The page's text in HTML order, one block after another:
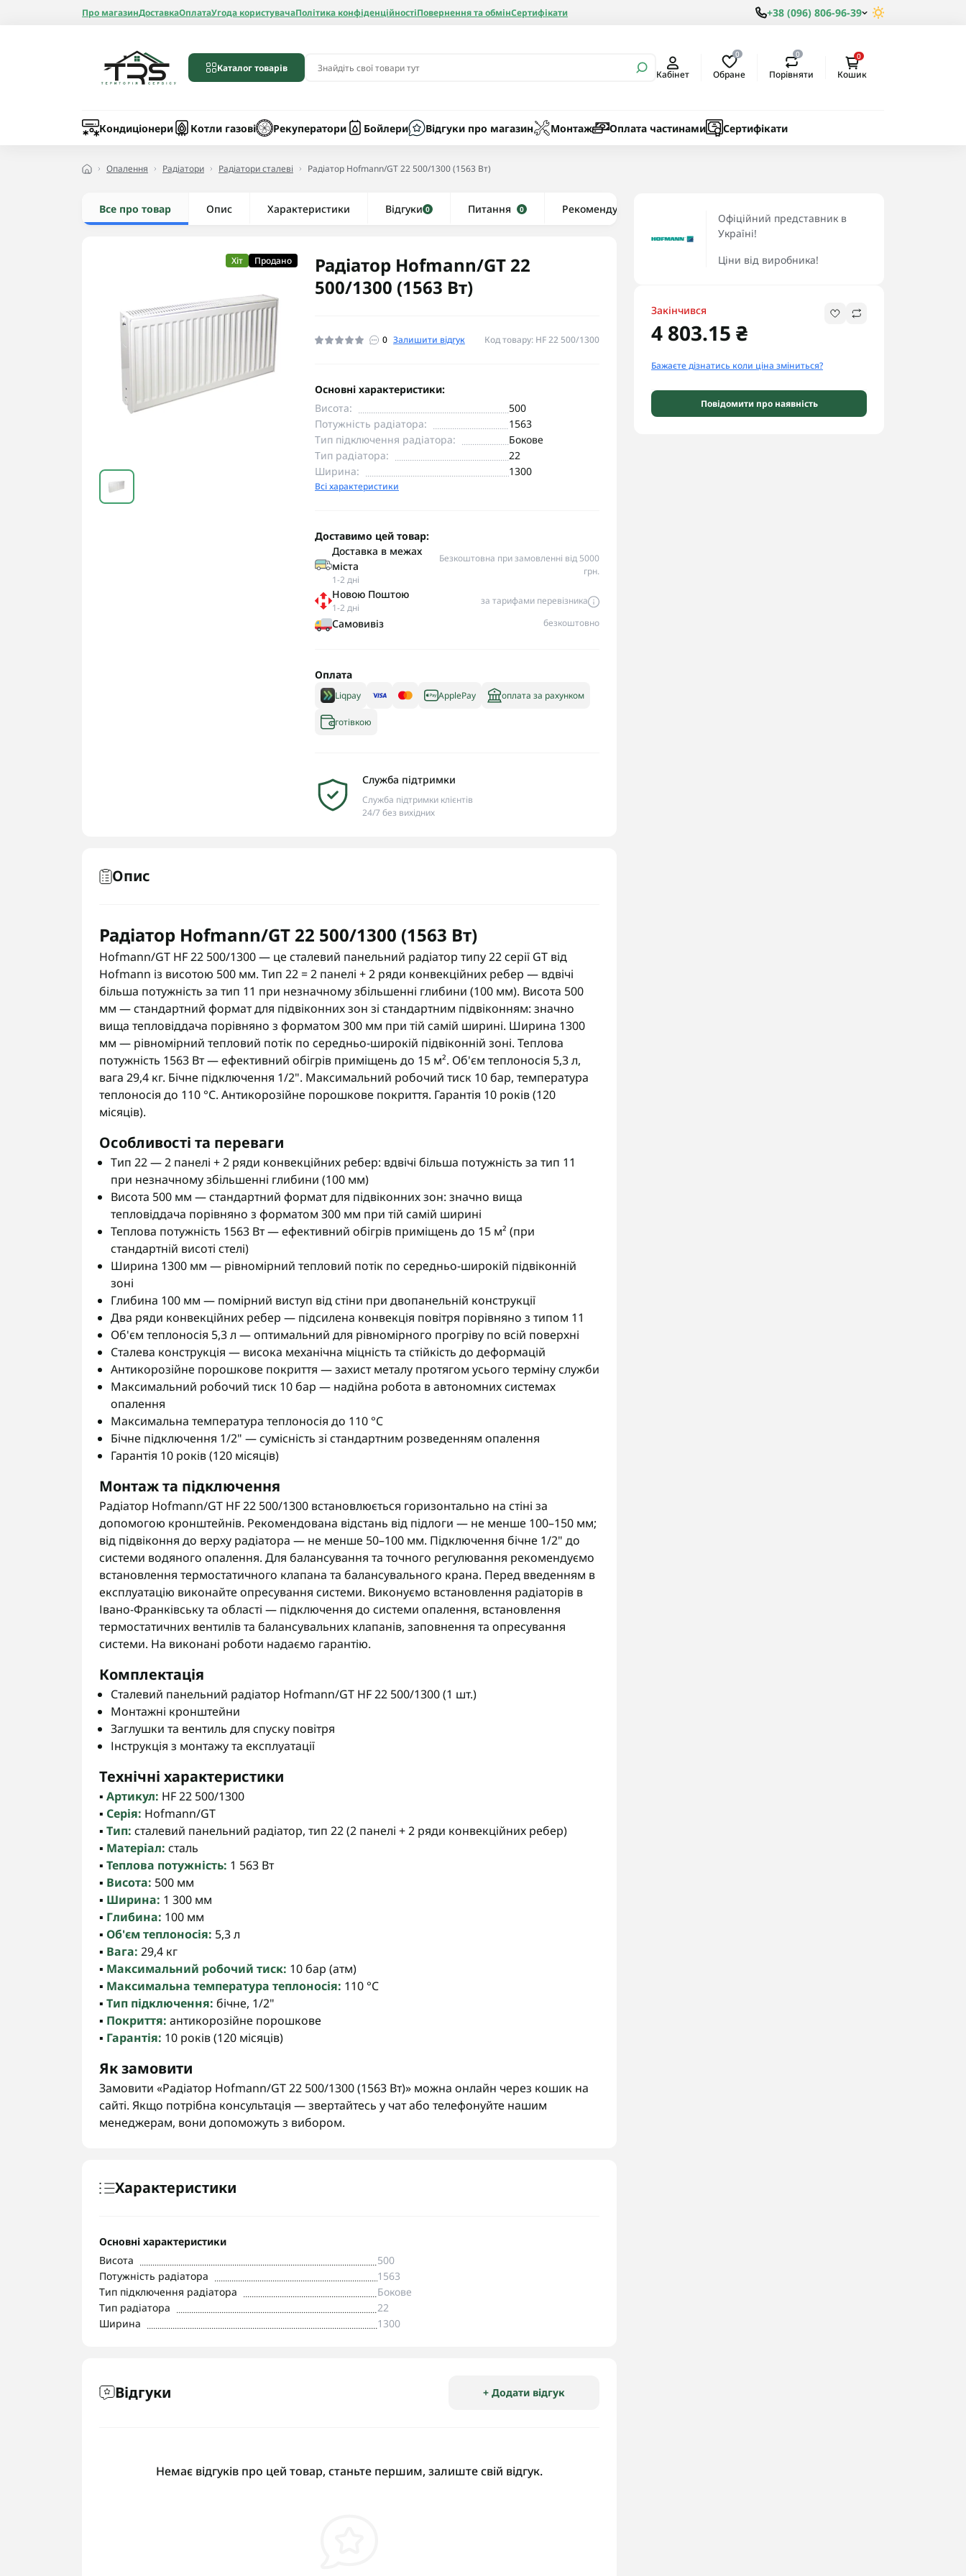
Про магазинДоставкаОплатаУгода користувачаПолітика конфіденційностіПовернення та обмінСертифікати +38 (096) 806-96-39
Каталог товарів
Кабінет
0
Обране
0
Порівняти
0
Кошик
Кондиціонери Котли газові Рекуператори Бойлери Відгуки про магазин Монтаж Оплата частинами Сертифікати
Радіатори алюмінієві
Рушникосушки водяні
Колби
Опалення Радіатори Радіатори сталеві Радіатор Hofmann/GT 22 500/1300 (1563 Вт)
Все про товар Опис Характеристики Відгуки 0 Питання 0 Рекомендуємо
Хіт Продано
Радіатор Hofmann/GT 22
500/1300 (1563 Вт)
0 Залишити відгук Код товару: HF 22 500/1300
Офіційний представник в
Україні!
Ціни від виробника!
Закінчився
4 803.15 ₴
Бажаєте дізнатись коли ціна зміниться?
Повідомити про наявність
Основні характеристики:
Висота:
500
Потужність радіатора:
1563
Тип підключення радіатора:
Бокове
Тип радіатора:
22
Ширина:
1300
Всі характеристики
Доставимо цей товар:
Доставка в межах
міста
1-2 дні
Безкоштовна при замовленні від 5000
грн.
Новою Поштою
1-2 дні
за тарифами перевізника
Самовивіз безкоштовно
Оплата
Liqpay ApplePay оплата за рахунком
готівкою
Служба підтримки
Служба підтримки клієнтів
24/7 без вихідних
Опис
Радіатор Hofmann/GT 22 500/1300 (1563 Вт)
Hofmann/GT HF 22 500/1300 — це сталевий панельний радіатор типу 22 серії GT від
Hofmann із висотою 500 мм. Тип 22 = 2 панелі + 2 ряди конвекційних ребер — вдвічі
більша потужність за тип 11 при незначному збільшенні глибини (100 мм). Висота 500
мм — стандартний формат для підвіконних зон зі стандартним підвіконням: значно
вища тепловіддача порівняно з форматом 300 мм при тій самій ширині. Ширина 1300
мм — рівномірний тепловий потік по середньо-широкій підвіконній зоні. Теплова
потужність 1563 Вт — ефективний обігрів приміщень до 15 м². Об'єм теплоносія 5,3 л,
вага 29,4 кг. Бічне підключення 1/2". Максимальний робочий тиск 10 бар, температура
теплоносія до 110 °C. Антикорозійне порошкове покриття. Гарантія 10 років (120
місяців).
Особливості та переваги
Тип 22 — 2 панелі + 2 ряди конвекційних ребер: вдвічі більша потужність за тип 11
при незначному збільшенні глибини (100 мм)
Висота 500 мм — стандартний формат для підвіконних зон: значно вища
тепловіддача порівняно з форматом 300 мм при тій самій ширині
Теплова потужність 1563 Вт — ефективний обігрів приміщень до 15 м² (при
стандартній висоті стелі)
Ширина 1300 мм — рівномірний тепловий потік по середньо-широкій підвіконній
зоні
Глибина 100 мм — помірний виступ від стіни при двопанельній конструкції
Два ряди конвекційних ребер — підсилена конвекція повітря порівняно з типом 11
Об'єм теплоносія 5,3 л — оптимальний для рівномірного прогріву по всій поверхні
Сталева конструкція — висока механічна міцність та стійкість до деформацій
Антикорозійне порошкове покриття — захист металу протягом усього терміну служби
Максимальний робочий тиск 10 бар — надійна робота в автономних системах
опалення
Максимальна температура теплоносія до 110 °C
Бічне підключення 1/2" — сумісність зі стандартним розведенням опалення
Гарантія 10 років (120 місяців)
Монтаж та підключення
Радіатор Hofmann/GT HF 22 500/1300 встановлюється горизонтально на стіні за
допомогою кронштейнів. Рекомендована відстань від підлоги — не менше 100–150 мм;
від підвіконня до верху радіатора — не менше 50–100 мм. Підключення бічне 1/2" до
системи водяного опалення. Для балансування та точного регулювання рекомендуємо
встановлення термостатичного клапана та балансувального крана. Перед введенням в
експлуатацію виконайте опресування системи. Виконуємо встановлення радіаторів в
Івано-Франківську та області — підключення до системи опалення, встановлення
термостатичних вентилів та балансувальних клапанів, заповнення та опресування
системи. На виконані роботи надаємо гарантію.
Комплектація
Сталевий панельний радіатор Hofmann/GT HF 22 500/1300 (1 шт.)
Монтажні кронштейни
Заглушки та вентиль для спуску повітря
Інструкція з монтажу та експлуатації
Технічні характеристики
▪️ Артикул: HF 22 500/1300
▪️ Серія: Hofmann/GT
▪️ Тип: сталевий панельний радіатор, тип 22 (2 панелі + 2 ряди конвекційних ребер)
▪️ Матеріал: сталь
▪️ Теплова потужність: 1 563 Вт
▪️ Висота: 500 мм
▪️ Ширина: 1 300 мм
▪️ Глибина: 100 мм
▪️ Об'єм теплоносія: 5,3 л
▪️ Вага: 29,4 кг
▪️ Максимальний робочий тиск: 10 бар (атм)
▪️ Максимальна температура теплоносія: 110 °C
▪️ Тип підключення: бічне, 1/2"
▪️ Покриття: антикорозійне порошкове
▪️ Гарантія: 10 років (120 місяців)
Як замовити
Замовити «Радіатор Hofmann/GT 22 500/1300 (1563 Вт)» можна онлайн через кошик на
сайті. Якщо потрібна консультація — звертайтесь у чат або телефонуйте нашим
менеджерам, вони допоможуть з вибором.
Характеристики
Основні характеристики
Висота
500
Потужність радіатора
1563
Тип підключення радіатора
Бокове
Тип радіатора
22
Ширина
1300
Відгуки + Додати відгук
Немає відгуків про цей товар, станьте першим, залиште свій відгук.